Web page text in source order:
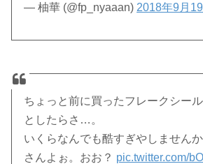
— 柚華 (@fp_nyaaan) 2018年9月19
ちょっと前に買ったフレークシー
としたらさ…。
いくらなんでも酷すぎやしません
さんよぉ。おお？ pic.twitter.com/